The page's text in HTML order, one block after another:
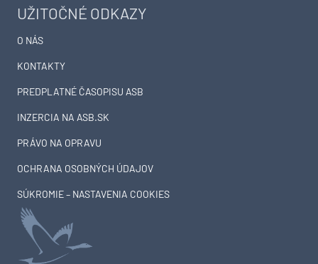
UŽITOČNÉ ODKAZY
O NÁS
KONTAKTY
PREDPLATNÉ ČASOPISU ASB
INZERCIA NA ASB.SK
PRÁVO NA OPRAVU
OCHRANA OSOBNÝCH ÚDAJOV
SÚKROMIE – NASTAVENIA COOKIES